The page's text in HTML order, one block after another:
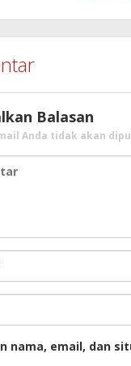
Balasan
Anda tidak akan
nama, email, dan